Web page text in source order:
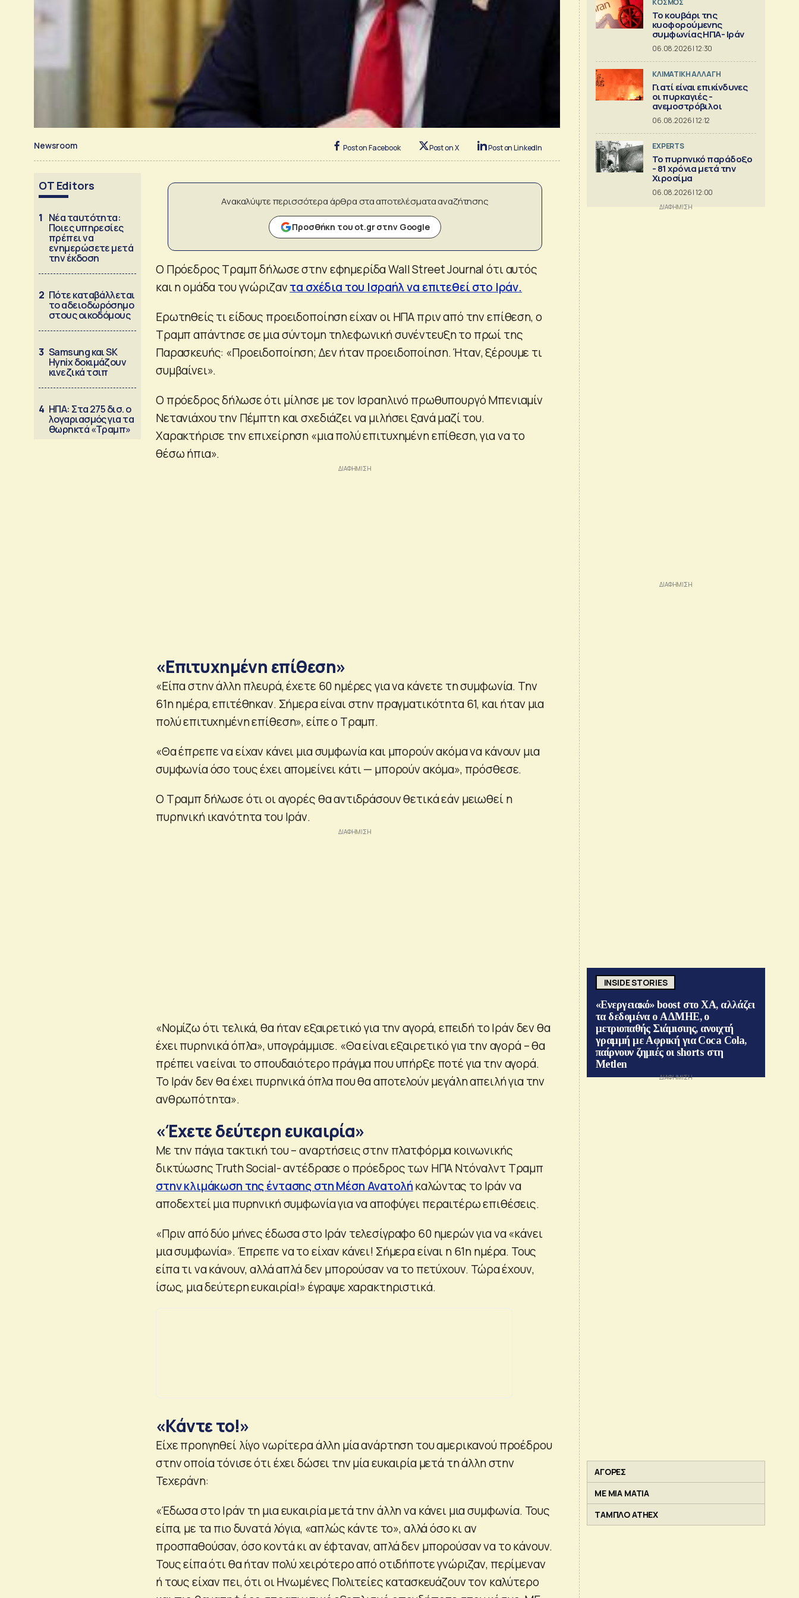
Newsroom Post on Facebook Post on X Post on LinkedIn
OT Editors
1 Νέα ταυτότητα:
Ποιες υπηρεσίες
πρέπει να
ενημερώσετε μετά
την έκδοση
2 Πότε καταβάλλεται
το αδειοδωρόσημο
στους οικοδόμους
3 Samsung και SK
Hynix δοκιμάζουν
κινεζικά τσιπ
4 ΗΠΑ: Στα 275 δισ. ο
λογαριασμός για τα
θωρηκτά «Τραμπ»
Ανακαλύψτε περισσότερα άρθρα στα αποτελέσματα αναζήτησης
Προσθήκη του ot.gr στην Google
Ο Πρόεδρος Τραμπ δήλωσε στην εφημερίδα Wall Street Journal ότι αυτός
και η ομάδα του γνώριζαντα σχέδια του Ισραήλ να επιτεθεί στο Ιράν.
Ερωτηθείς τι είδους προειδοποίηση είχαν οι ΗΠΑ πριν από την επίθεση, ο
Τραμπ απάντησε σε μια σύντομη τηλεφωνική συνέντευξη το πρωί της
Παρασκευής: «Προειδοποίηση; Δεν ήταν προειδοποίηση. Ήταν, ξέρουμε τι
συμβαίνει».
Ο πρόεδρος δήλωσε ότι μίλησε με τον Ισραηλινό πρωθυπουργό Μπενιαμίν
Νετανιάχου την Πέμπτη και σχεδιάζει να μιλήσει ξανά μαζί του.
Χαρακτήρισε την επιχείρηση «μια πολύ επιτυχημένη επίθεση, για να το
θέσω ήπια».
«Επιτυχημένη επίθεση»
«Είπα στην άλλη πλευρά, έχετε 60 ημέρες για να κάνετε τη συμφωνία. Την
61η ημέρα, επιτέθηκαν. Σήμερα είναι στην πραγματικότητα 61, και ήταν μια
πολύ επιτυχημένη επίθεση», είπε ο Τραμπ.
«Θα έπρεπε να είχαν κάνει μια συμφωνία και μπορούν ακόμα να κάνουν μια
συμφωνία όσο τους έχει απομείνει κάτι — μπορούν ακόμα», πρόσθεσε.
Ο Τραμπ δήλωσε ότι οι αγορές θα αντιδράσουν θετικά εάν μειωθεί η
πυρηνική ικανότητα του Ιράν.
«Νομίζω ότι τελικά, θα ήταν εξαιρετικό για την αγορά, επειδή το Ιράν δεν θα
έχει πυρηνικά όπλα», υπογράμμισε. «Θα είναι εξαιρετικό για την αγορά – θα
πρέπει να είναι το σπουδαιότερο πράγμα που υπήρξε ποτέ για την αγορά.
Το Ιράν δεν θα έχει πυρηνικά όπλα που θα αποτελούν μεγάλη απειλή για την
ανθρωπότητα».
«Έχετε δεύτερη ευκαιρία»
Με την πάγια τακτική του – αναρτήσεις στην πλατφόρμα κοινωνικής
δικτύωσης Truth Social- αντέδρασε ο πρόεδρος των ΗΠΑ Ντόναλντ Τραμπ
στην κλιμάκωση της έντασης στη Μέση Ανατολήκαλώντας το Ιράν να
αποδεχτεί μια πυρηνική συμφωνία για να αποφύγει περαιτέρω επιθέσεις.
«Πριν από δύο μήνες έδωσα στο Ιράν τελεσίγραφο 60 ημερών για να «κάνει
μια συμφωνία». Έπρεπε να το είχαν κάνει! Σήμερα είναι η 61η ημέρα. Τους
είπα τι να κάνουν, αλλά απλά δεν μπορούσαν να το πετύχουν. Τώρα έχουν,
ίσως, μια δεύτερη ευκαιρία!» έγραψε χαρακτηριστικά.
«Κάντε το!»
Είχε προηγηθεί λίγο νωρίτερα άλλη μία ανάρτηση του αμερικανού προέδρου
στην οποία τόνισε ότι έχει δώσει την μία ευκαιρία μετά τη άλλη στην
Τεχεράνη:
«Έδωσα στο Ιράν τη μια ευκαιρία μετά την άλλη να κάνει μια συμφωνία. Τους
είπα, με τα πιο δυνατά λόγια, «απλώς κάντε το», αλλά όσο κι αν
προσπαθούσαν, όσο κοντά κι αν έφταναν, απλά δεν μπορούσαν να το κάνουν.
Τους είπα ότι θα ήταν πολύ χειρότερο από οτιδήποτε γνώριζαν, περίμεναν
ή τους είχαν πει, ότι οι Ηνωμένες Πολιτείες κατασκευάζουν τον καλύτερο
ΚΟΣΜΟΣ
Το κουβάρι της
κυοφορούμενης
συμφωνίας ΗΠΑ- Ιράν
06.08.2026 | 12:30
ΚΛΙΜΑΤΙΚΗ ΑΛΛΑΓΗ
Γιατί είναι επικίνδυνες
οι πυρκαγιές -
ανεμοστρόβιλοι
06.08.2026 | 12:12
EXPERTS
Το πυρηνικό παράδοξο
- 81 χρόνια μετά την
Χιροσίμα
06.08.2026 | 12:00
INSIDE STORIES
«Ενεργειακό» boost στο ΧΑ, αλλάζει
τα δεδομένα ο ΑΔΜΗΕ, ο
μετριοπαθής Σιάμισιης, ανοιχτή
γραμμή με Αφρική για Coca Cola,
παίρνουν ζημιές οι shorts στη
Metlen
ΑΓΟΡΕΣ
ΜΕ ΜΙΑ ΜΑΤΙΑ
ΤΑΜΠΛΟ ATHEX